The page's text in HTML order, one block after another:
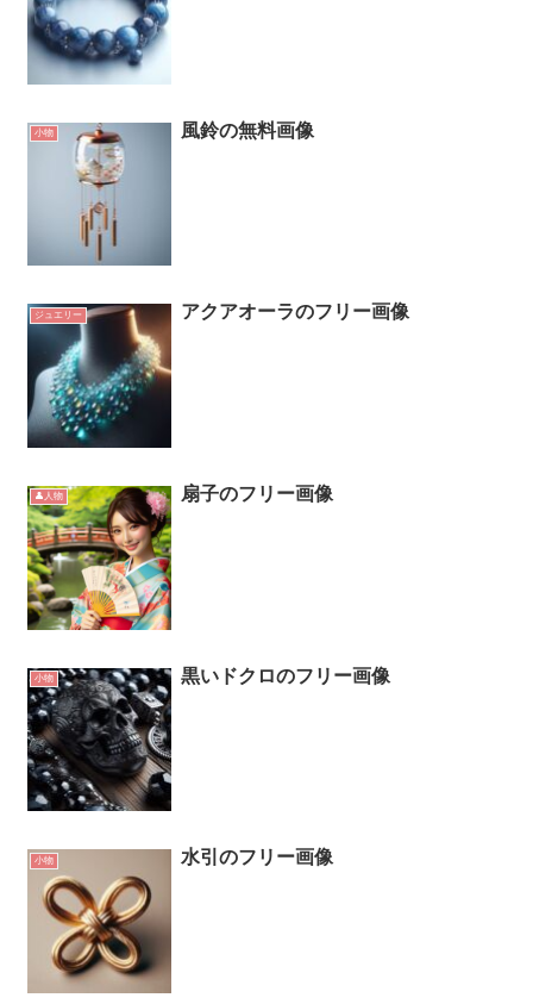
小物 風鈴の無料画像
ジュエリー アクアオーラのフリー画像
👤人物 扇子のフリー画像
小物 黒いドクロのフリー画像
小物 水引のフリー画像